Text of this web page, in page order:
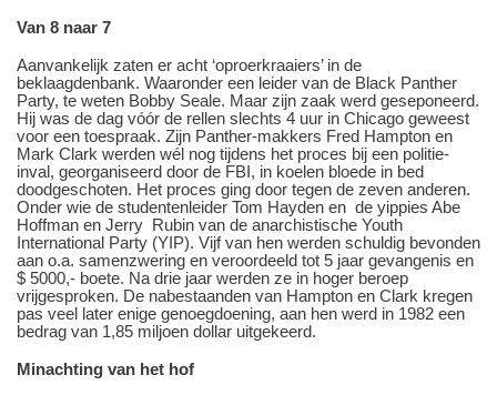
Van 8 naar 7
Aanvankelijk zaten er acht ‘oproerkraaiers’ in de
beklaagdenbank. Waaronder een leider van de Black Panther
Party, te weten Bobby Seale. Maar zijn zaak werd geseponeerd.
Hij was de dag vóór de rellen slechts 4 uur in Chicago geweest
voor een toespraak. Zijn Panther-makkers Fred Hampton en
Mark Clark werden wél nog tijdens het proces bij een politie-
inval, georganiseerd door de FBI, in koelen bloede in bed
doodgeschoten. Het proces ging door tegen de zeven anderen.
Onder wie de studentenleider Tom Hayden en de yippies Abe
Hoffman en Jerry Rubin van de anarchistische Youth
International Party (YIP). Vijf van hen werden schuldig bevonden
aan o.a. samenzwering en veroordeeld tot 5 jaar gevangenis en
$ 5000,- boete. Na drie jaar werden ze in hoger beroep
vrijgesproken. De nabestaanden van Hampton en Clark kregen
pas veel later enige genoegdoening, aan hen werd in 1982 een
bedrag van 1,85 miljoen dollar uitgekeerd.
Minachting van het hof